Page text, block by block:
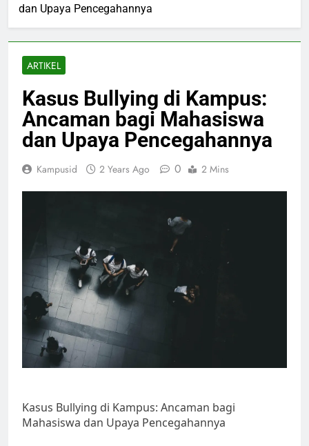
dan Upaya Pencegahannya
ARTIKEL
Kasus Bullying di Kampus:
Ancaman bagi Mahasiswa
dan Upaya Pencegahannya
Kampusid 2 Years Ago 0 2 Mins
Kasus Bullying di Kampus: Ancaman bagi
Mahasiswa dan Upaya Pencegahannya